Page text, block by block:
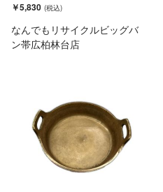
￥5,830
なんでもリサイクルビッグバ
ン帯広柏林台店